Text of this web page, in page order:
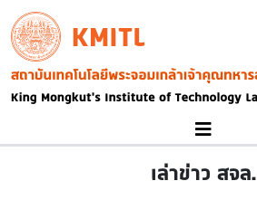
Skip to main content
KMITL
Image
เล่าข่าว สจล.